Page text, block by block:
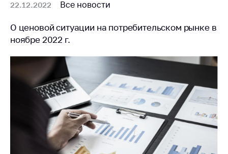
22.12.2022 Все новости
О ценовой ситуации на потребительском рынке в
ноябре 2022 г.